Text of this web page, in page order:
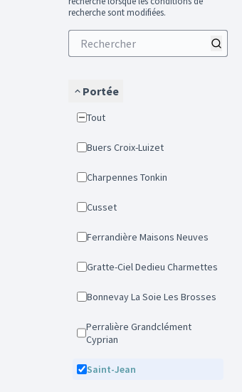
recherche sont modifiées.
Portée
Tout
Buers Croix-Luizet
Charpennes Tonkin
Cusset
Ferrandière Maisons Neuves
Gratte-Ciel Dedieu Charmettes
Bonnevay La Soie Les Brosses
Perralière Grandclément
Cyprian
Saint-Jean